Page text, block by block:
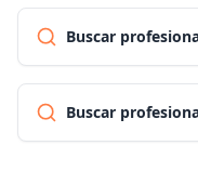
Buscar
Buscar